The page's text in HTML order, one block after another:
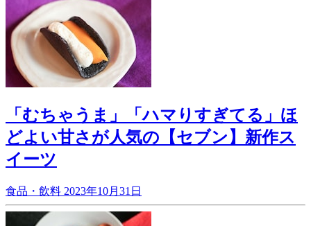
「むちゃうま」「ハマりすぎてる」ほ
どよい甘さが人気の【セブン】新作ス
イーツ
食品・飲料 2023年10月31日